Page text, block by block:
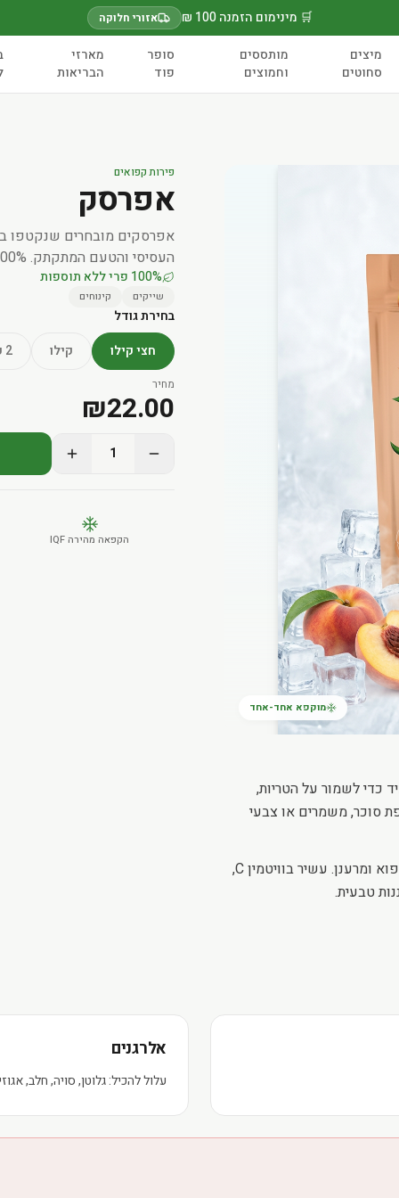
🛒 מינימום הזמנה 100 ₪ אזורי חלוקה
מיצים
סחוטים
מותססים
וחמוצים
סופר
פוד
מארזי
הבריאות
מוקפא אחד-אחד
פירות קפואים
אפרסק
אפרסקים מובחרים שנקטפו
העסיסי והטעם המתקתק. 100% טבעי, ללא תוספות.
100% פרי ללא תוספות
שייקים קינוחים
בחירת גודל
חצי קילו
קילו 2 קילו
מחיר
₪22.00
1
הקפאה מהירה IQF
כדי לשמור על הטריות,
100% טבעי, ללא תוספת סוכר, משמרים או צבעי
מושלם לשייקים, קינוחים, מאפים, גלידות ביתיות או כנשנוש קפוא ומרענן. עשיר בוויטמין C,
טבעית.
אלרגנים
עלול להכיל: גלוטן, סויה, חלב,